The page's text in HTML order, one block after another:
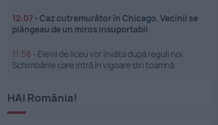
12:07 -Caz cutremurător în Chicago. Vecinii se
plângeau de un miros insuportabil
11:58 - Elevii de liceu vor învăța după reguli noi.
Schimbările care intră în vigoare din toamnă
HAI România!